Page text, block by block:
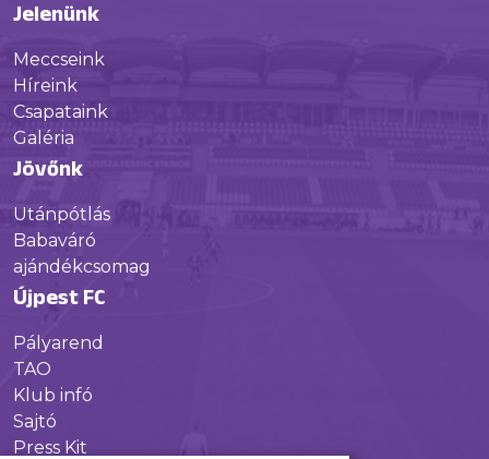
Jelenünk
Meccseink
Híreink
Csapataink
Galéria
Jövőnk
Utánpótlás
Babaváró
ajándékcsomag
Újpest FC
Pályarend
TAO
Klub infó
Sajtó
Press Kit